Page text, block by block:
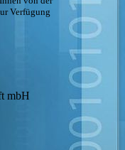
Verfügung
mbH